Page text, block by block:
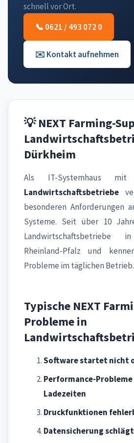
schnell vor Ort.
📞 0621 / 493 072 0
✉️ Kontakt aufnehmen
💡 NEXT Farming-
Dürkheim
Als IT-Systemhaus
Landwirtschaftsbetriebe
besonderen Anforderungen
Systeme. Seit über 10
Rheinland-Pfalz und
Probleme im täglichen Betrieb.
Typische NEXT
Probleme in
Software startet nicht
Performance-
Ladezeiten
Druckfunktionen
Datensicherung